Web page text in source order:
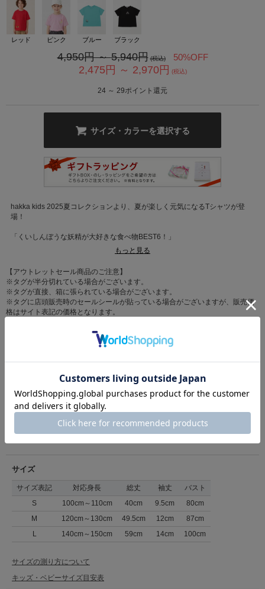
レッド ピンク ブルー ブラック
4,950円 ～5,940円 (税込) 50%OFF
2,475 円 ～ 2,970円 (税込)
24 ～ 29ポイント還元
サイズ・カラーを選択する
hakka kids 2025夏コレクションより、夏が楽しく元気になるTシャツが登
場！
「くいしんぼうな妖精が大好きな食べ物BEST6！」
煌くラインストーンプリントが、コーディネートのポイントになります。バ
リエーションによって異なるモチーフに注目。
もっと見る
【アウトレットセール商品のご注意】
※タグが半分切れている場合がございます。
※タグが直接、箱に張られている場合がございます。
※タグに店頭販売時のセールシールが貼っている場合がございますが、販売価
格はサイト表記の価格となります。
> Ｔシャツ
原産国
商品コード 32952252
（店舗でお問い合わせの際には、上記品番をお伝え下さい。）
返品について
サイズ
サイズ表記 対応身長 総丈 袖丈
バスト
S
100cm～110cm 40cm 9.5cm
80cm
M
120cm～130cm 49.5cm 12cm
87cm
L
140cm～150cm 59cm 14cm 100cm
サイズの測り方について
キッズ・ベビーサイズ目安表